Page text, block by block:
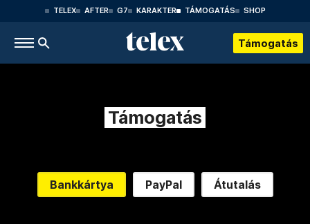
TELEX AFTER G7 KARAKTER TÁMOGATÁS SHOP
Támogatás
Támogatás
Bankkártya PayPal Átutalás